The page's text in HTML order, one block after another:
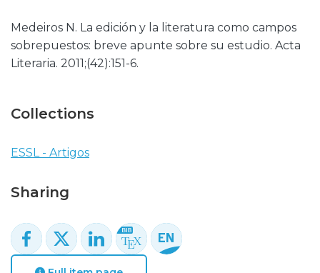
Medeiros N. La edición y la literatura como campos
sobrepuestos: breve apunte sobre su estudio. Acta
Literaria. 2011;(42):151-6.
Collections
ESSL - Artigos
Sharing